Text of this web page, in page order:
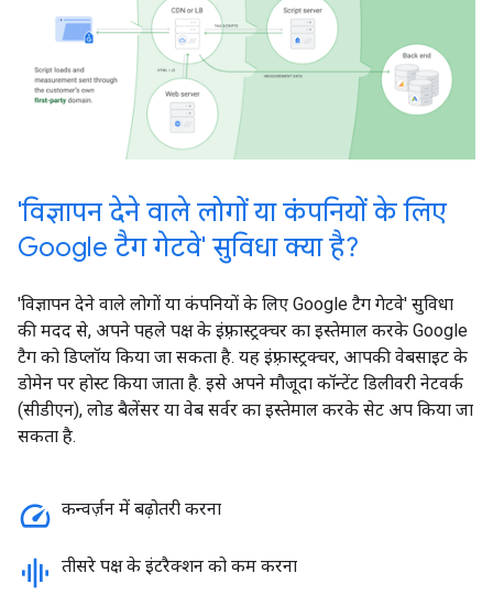
'विज्ञापन देने वाले लोगों या कंपनियों के लिए
Google टैग गेटवे' सुविधा क्या है?
'विज्ञापन देने वाले लोगों या कंपनियों के लिए Google टैग गेटवे' सुविधा
की मदद से, अपने पहले पक्ष के इंफ़्रास्ट्रक्चर का इस्तेमाल करके Google
टैग को डिप्लॉय किया जा सकता है. यह इंफ़्रास्ट्रक्चर, आपकी वेबसाइट के
डोमेन पर होस्ट किया जाता है. इसे अपने मौजूदा कॉन्टेंट डिलीवरी नेटवर्क
(सीडीएन), लोड बैलेंसर या वेब सर्वर का इस्तेमाल करके सेट अप किया जा
सकता है.
speed कन्वर्ज़न में बढ़ोतरी करना
graphic_eq तीसरे पक्ष के इंटरैक्शन को कम करना